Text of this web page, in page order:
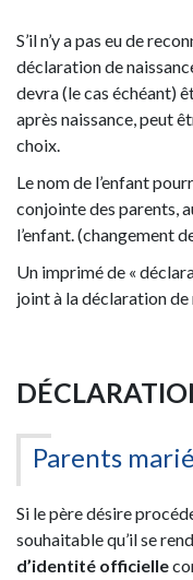
S’il n’y a pas eu de
déclaration de
devra (le cas échéant)
après naissance, peut
choix.
Le nom de l’enfant
conjointe des parents,
l’enfant. (changement
Un imprimé de «
joint à la déclaration de
Parents
Si le père désire
souhaitable qu’il se
d’identité officielle